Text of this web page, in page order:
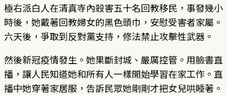
極右派白人在清真寺內殺害五十名回教移民，事發幾小
時後，她戴著回教婦女的黑色頭巾，安慰受害者家屬。
六天後，爭取到反對黨支持，修法禁止攻擊性武器。
然後新冠疫情發生。她果斷封城、嚴厲控管。用臉書直
播，讓人民知道她和所有人一樣開始學習在家工作。直
播中她穿著家居服，告訴民眾她剛剛才把女兒哄睡著。